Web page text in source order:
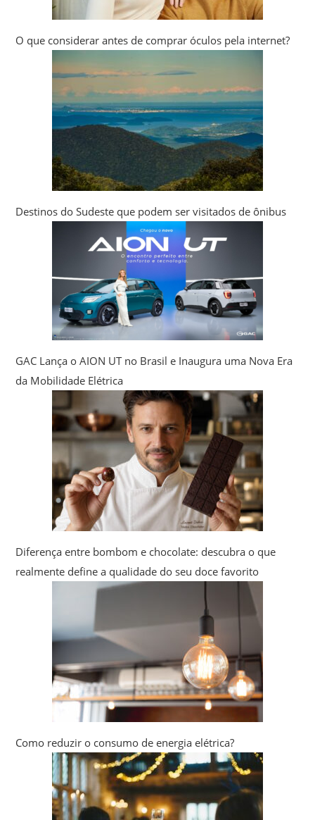
O que considerar antes de comprar óculos pela internet?
Destinos do Sudeste que podem ser visitados de ônibus
GAC Lança o AION UT no Brasil e Inaugura uma Nova Era
da Mobilidade Elétrica
Diferença entre bombom e chocolate: descubra o que
realmente define a qualidade do seu doce favorito
Como reduzir o consumo de energia elétrica?